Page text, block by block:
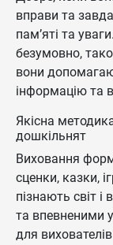
вправи та
пам’яті та
безумовно,
вони
інформацію та
Якісна
дошкільнят
Виховання
сценки, казки,
пізнають світ
та впевненими
для